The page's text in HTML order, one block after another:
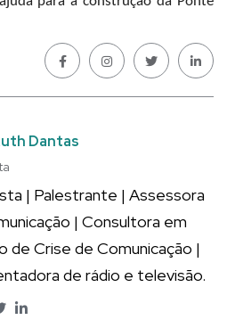
Dantas
| Palestrante | Assessora
| Consultora em
de Crise de Comunicação |
de rádio e televisão.